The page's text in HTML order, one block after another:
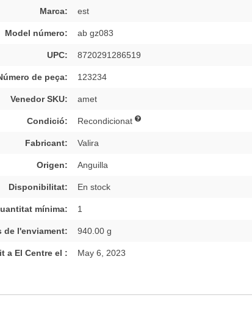
Marca: est
Model número: ab gz083
UPC: 8720291286519
de peça: 123234
Venedor SKU: amet
Condició: Recondicionat
Fabricant: Valira
Origen: Anguilla
Disponibilitat: En stock
mínima: 1
de l'enviament: 940.00 g
a El Centre el : May 6, 2023